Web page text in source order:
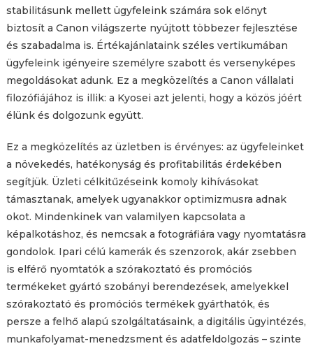
stabilitásunk mellett ügyfeleink számára sok előnyt
biztosít a Canon világszerte nyújtott többezer fejlesztése
és szabadalma is. Értékajánlataink széles vertikumában
ügyfeleink igényeire személyre szabott és versenyképes
megoldásokat adunk. Ez a megközelítés a Canon vállalati
filozófiájához is illik: a Kyosei azt jelenti, hogy a közös jóért
élünk és dolgozunk együtt.
Ez a megközelítés az üzletben is érvényes: az ügyfeleinket
a növekedés, hatékonyság és profitabilitás érdekében
segítjük. Üzleti célkitűzéseink komoly kihívásokat
támasztanak, amelyek ugyanakkor optimizmusra adnak
okot. Mindenkinek van valamilyen kapcsolata a
képalkotáshoz, és nemcsak a fotográfiára vagy nyomtatásra
gondolok. Ipari célú kamerák és szenzorok, akár zsebben
is elférő nyomtatók a szórakoztató és promóciós
termékeket gyártó szobányi berendezések, amelyekkel
szórakoztató és promóciós termékek gyárthatók, és
persze a felhő alapú szolgáltatásaink, a digitális ügyintézés,
munkafolyamat-menedzsment és adatfeldolgozás – szinte